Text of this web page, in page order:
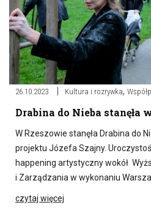
26.10.2023 Kultura i rozrywka,
Drabina do Nieba stanęła
W Rzeszowie stanęła Drabina do
projektu Józefa Szajny.
happening artystyczny wokół
i Zarządzania w wykonaniu
czytaj więcej